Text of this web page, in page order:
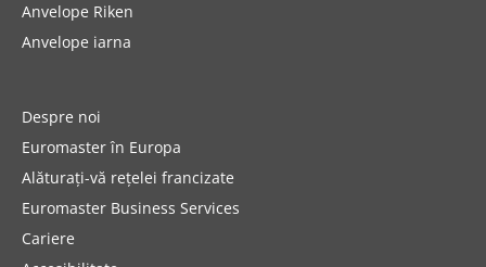
Anvelope Riken
Anvelope iarna
Despre noi
Euromaster în Europa
Alăturați-vă rețelei francizate
Euromaster Business Services
Cariere